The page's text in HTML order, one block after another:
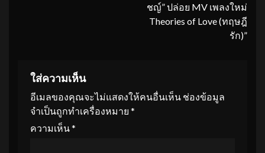
ชญ์” ปล่อย MV เพลงใหม่
Theories of Love (ทฤษฎี
รัก)”
ใส่ความเห็น
อีเมลของคุณจะไม่แสดงให้คนอื่นเห็น ช่องข้อมูล
จำเป็นถูกทำเครื่องหมาย *
ความเห็น*